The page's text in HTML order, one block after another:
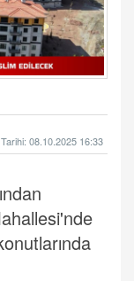
08.10.2025 16:33